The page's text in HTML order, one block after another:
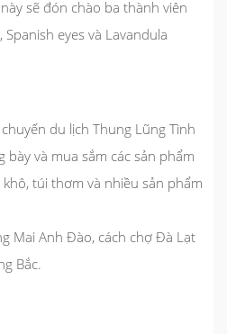
sẽ đón chào ba thành viên
eyes và Lavandula
du lịch Thung Lũng Tình
và mua sắm các sản phẩm
túi thơm và nhiều sản phẩm
Mai Anh Đào, cách chợ Đà Lạt
Bắc.